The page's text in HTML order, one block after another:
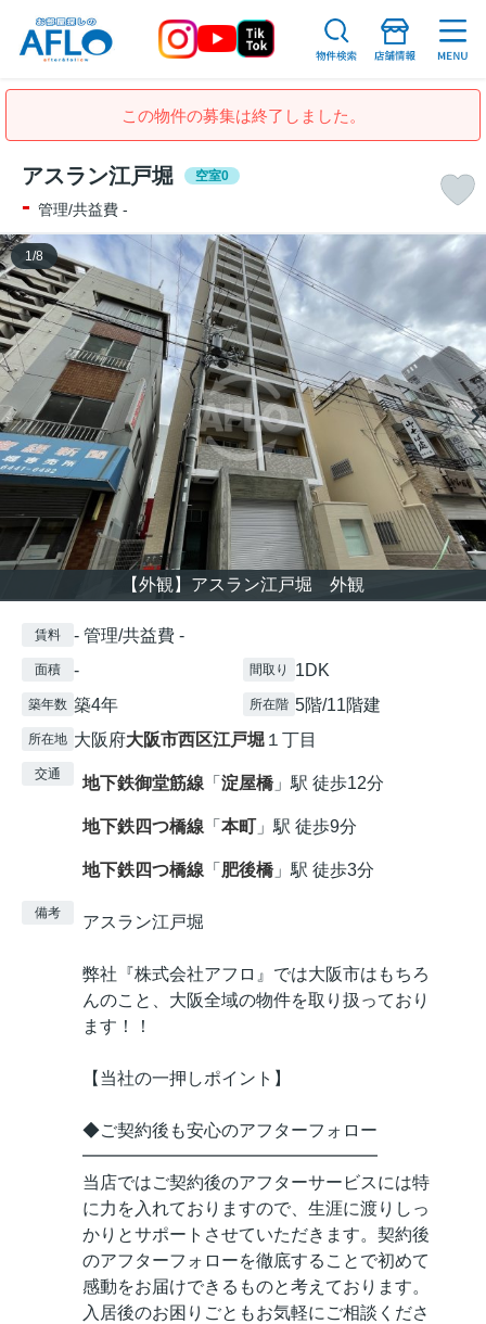
この物件の募集は終了しました。
アスラン江戸堀 空室0
- 管理/共益費 -
【外観】アスラン江戸堀 外観
1/8
賃料 - 管理/共益費 -
面積 - 間取り 1DK
築年数 築4年 所在階 5階/11階建
所在地 大阪府大阪市西区江戸堀 １丁目
交通 地下鉄御堂筋線 「 淀屋橋」駅 徒歩12分
地下鉄四つ橋線 「 本町 」駅 徒歩9分
地下鉄四つ橋線 「 肥後橋」駅 徒歩3分
備考 アスラン江戸堀
弊社『株式会社アフロ』では大阪市はもちろ
んのこと、大阪全域の物件を取り扱っており
ます！！
【当社の一押しポイント】
◆ご契約後も安心のアフターフォロー
━━━━━━━━━━━━━━━━━
当店ではご契約後のアフターサービスには特
に力を入れておりますので、生涯に渡りしっ
かりとサポートさせていただきます。契約後
のアフターフォローを徹底することで初めて
感動をお届けできるものと考えております。
入居後のお困りごともお気軽にご相談くださ